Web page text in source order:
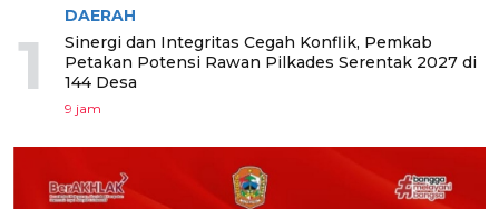
1
DAERAH
Sinergi dan Integritas Cegah Konflik, Pemkab
Petakan Potensi Rawan Pilkades Serentak 2027 di
144 Desa
9 jam